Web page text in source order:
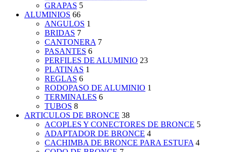
GRAPAS 5
ALUMINIOS 66
ANGULOS 1
BRIDAS 7
CANTONERA 7
PASANTES 6
PERFILES DE ALUMINIO 23
PLATINAS 1
REGLAS 6
RODOPASO DE ALUMINIO 1
TERMINALES 6
TUBOS 8
ARTICULOS DE BRONCE 38
ACOPLES Y CONECTORES DE BRONCE 5
ADAPTADOR DE BRONCE 4
CACHIMBA DE BRONCE PARA ESTUFA 4